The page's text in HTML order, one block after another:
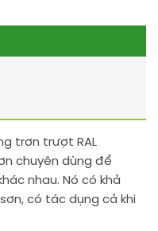
trơn trượt RAL
chuyên dùng để
nhau. Nó có khả
có tác dụng cả khi